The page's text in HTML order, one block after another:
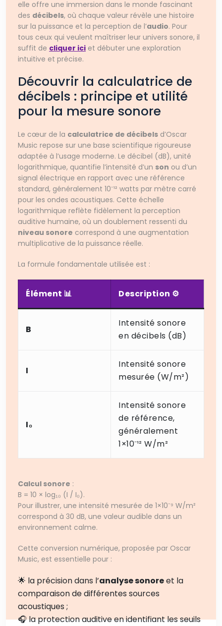
elle offre une immersion dans le monde fascinant
des décibels, où chaque valeur révèle une histoire
sur la puissance et la perception de l’audio. Pour
tous ceux qui veulent maîtriser leur univers sonore, il
suffit de cliquer ici et débuter une exploration
intuitive et précise.
Découvrir la calculatrice de
décibels : principe et utilité
pour la mesure sonore
Le cœur de la calculatrice de décibels d’Oscar
Music repose sur une base scientifique rigoureuse
adaptée à l’usage moderne. Le décibel (dB), unité
logarithmique, quantifie l’intensité d’un son ou d’un
signal électrique en rapport avec une référence
standard, généralement 10⁻¹² watts par mètre carré
pour les ondes acoustiques. Cette échelle
logarithmique reflète fidèlement la perception
auditive humaine, où un doublement ressenti du
niveau sonore correspond à une augmentation
multiplicative de la puissance réelle.
La formule fondamentale utilisée est :
Élément 📊 Description ⚙️
B
Intensité sonore
en décibels (dB)
I
Intensité sonore
mesurée (W/m²)
I₀
Intensité sonore
de référence,
généralement
1×10⁻¹² W/m²
Calcul sonore :
B = 10 × log₁₀ (I / I₀).
Pour illustrer, une intensité mesurée de 1×10⁻⁹ W/m²
correspond à 30 dB, une valeur audible dans un
environnement calme.
Cette conversion numérique, proposée par Oscar
Music, est essentielle pour :
🌟 la précision dans l’analyse sonoreet la
comparaison de différentes sources
acoustiques ;
🎧 la protection auditive en identifiant les seuils